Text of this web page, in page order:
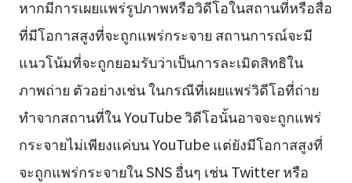
หากมีการเผยแพร่รูปภาพหรือวิดีโอในสถานที่หรือสื่อ
ที่มีโอกาสสูงที่จะถูกแพร่กระจาย สถานการณ์จะมี
แนวโน้มที่จะถูกยอมรับว่าเป็นการละเมิดสิทธิใน
ภาพถ่าย ตัวอย่างเช่น ในกรณีที่เผยแพร่วิดีโอที่ถ่าย
ทำจากสถานที่ใน YouTube วิดีโอนั้นอาจจะถูกแพร่
กระจายไม่เพียงแค่บน YouTube แต่ยังมีโอกาสสูงที่
จะถูกแพร่กระจายใน SNS อื่นๆ เช่น Twitter หรือ